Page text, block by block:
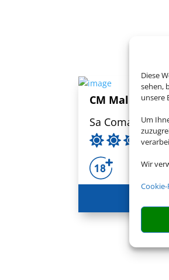
Diese
sehen,
unsere
Um
Wir
CM Mallorca
Sa Coma,